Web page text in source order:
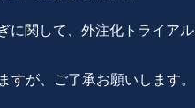
に関して、外注化トライアル
すが、ご了承お願いします。